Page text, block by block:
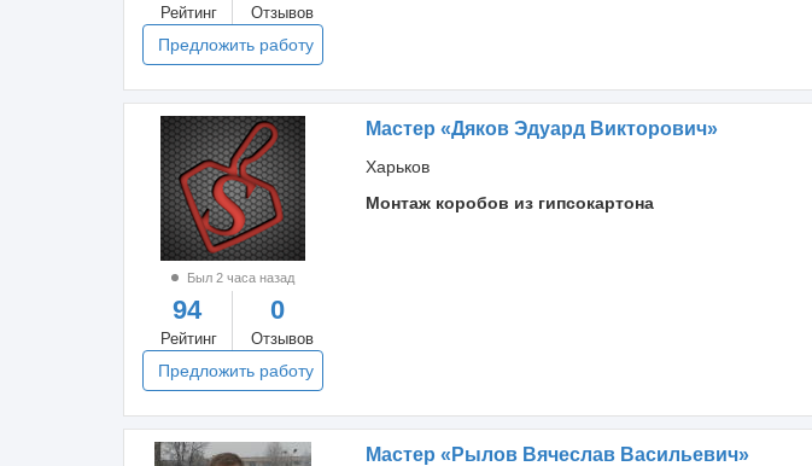
Рейтинг Отзывов
Предложить работу
Был 2 часа назад
94
Рейтинг
0
Отзывов
Предложить работу
Мастер «Дяков Эдуард Викторович»
Харьков
Монтаж коробов из гипсокартона
Мастер «Рылов Вячеслав Васильевич»